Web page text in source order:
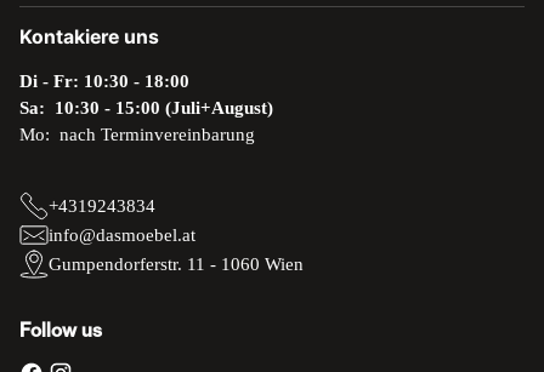
Kontakiere uns
Di - Fr: 10:30 - 18:00
Sa: 10:30 - 15:00 (Juli+August)
Mo: nach Terminvereinbarung
+4319243834
info@dasmoebel.at
Gumpendorferstr. 11 - 1060 Wien
Follow us